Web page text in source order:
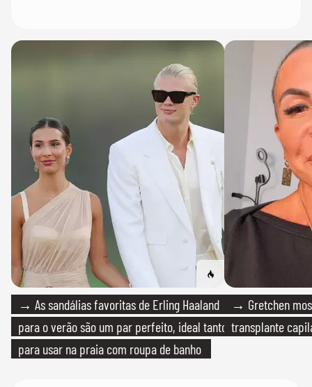
→ As sandálias favoritas de Erling Haaland
para o verão são um par perfeito, ideal tanto
para usar na praia com roupa de banho
→ Gretchen
transplante